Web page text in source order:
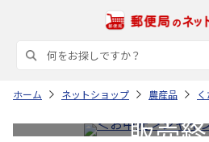
ホーム ネットショップ 農産品